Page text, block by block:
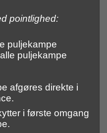
pointlighed:
puljekampe
puljekampe
afgøres direkte i
i første omgang